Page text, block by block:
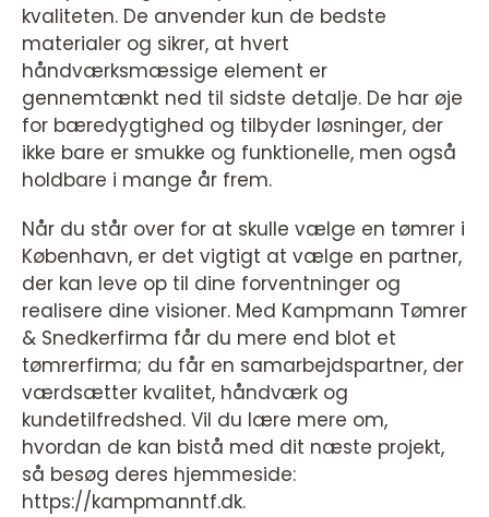
kvaliteten. De anvender kun de bedste
materialer og sikrer, at hvert
håndværksmæssige element er
gennemtænkt ned til sidste detalje. De har øje
for bæredygtighed og tilbyder løsninger, der
ikke bare er smukke og funktionelle, men også
holdbare i mange år frem.
Når du står over for at skulle vælge en tømrer i
København, er det vigtigt at vælge en partner,
der kan leve op til dine forventninger og
realisere dine visioner. Med Kampmann Tømrer
& Snedkerfirma får du mere end blot et
tømrerfirma; du får en samarbejdspartner, der
værdsætter kvalitet, håndværk og
kundetilfredshed. Vil du lære mere om,
hvordan de kan bistå med dit næste projekt,
så besøg deres hjemmeside:
https://kampmanntf.dk.